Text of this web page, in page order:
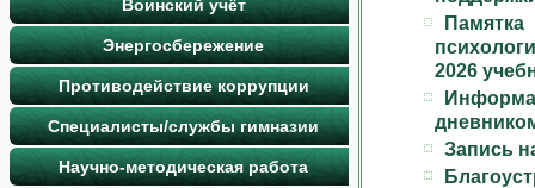
Воинский учёт
Энергосбережение
Противодействие коррупции
Специалисты/службы гимназии
Научно-методическая работа
2026
Запись